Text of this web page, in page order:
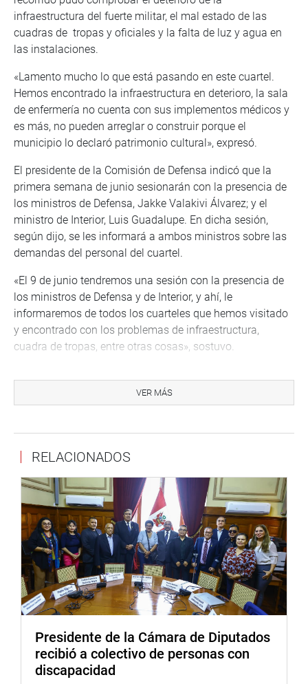
infraestructura del fuerte militar, el mal estado de las
cuadras de tropas y oficiales y la falta de luz y agua en
las instalaciones.
«Lamento mucho lo que está pasando en este cuartel.
Hemos encontrado la infraestructura en deterioro, la sala
de enfermería no cuenta con sus implementos médicos y
es más, no pueden arreglar o construir porque el
municipio lo declaró patrimonio cultural», expresó.
El presidente de la Comisión de Defensa indicó que la
primera semana de junio sesionarán con la presencia de
los ministros de Defensa, Jakke Valakivi Álvarez; y el
ministro de Interior, Luis Guadalupe. En dicha sesión,
según dijo, se les informará a ambos ministros sobre las
demandas del personal del cuartel.
«El 9 de junio tendremos una sesión con la presencia de
los ministros de Defensa y de Interior, y ahí, le
informaremos de todos los cuarteles que hemos visitado
y encontrado con los problemas de infraestructura,
cuadra de tropas, entre otras cosas», sostuvo.
sesión descentralizada en el distrito de Tilali, provincia de
Moho. El tema a tratar es «Desarrollo fronterizo en la zona
PRENSA-CONGRESO*
Puede encontrar más información en nuestra página web
y redes sociales.
www.congreso.gob.pe
Facebook:https: www.facebook.com/congresoperu
Twitter: www.twitter.com/congresoperu
Youtube:www.youtube.com/congresoperu
Soundcloud:www.soundcloud.com/radiocongreso
VER MÁS
RELACIONADOS
Presidente de la Cámara de Diputados
recibió a colectivo de personas con
discapacidad